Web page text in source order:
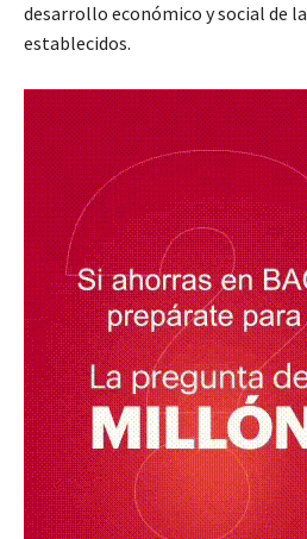
desarrollo económico y social de
establecidos.